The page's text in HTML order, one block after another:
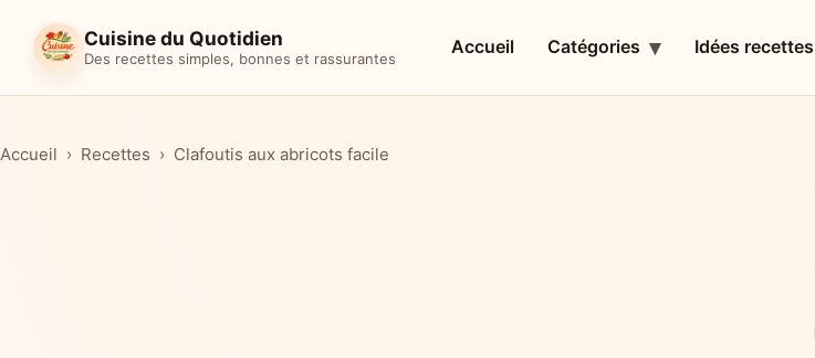
Cuisine du Quotidien
Des recettes simples, bonnes et rassurantes
Accueil Catégories Idées recettes
Accueil Recettes Clafoutis aux abricots facile